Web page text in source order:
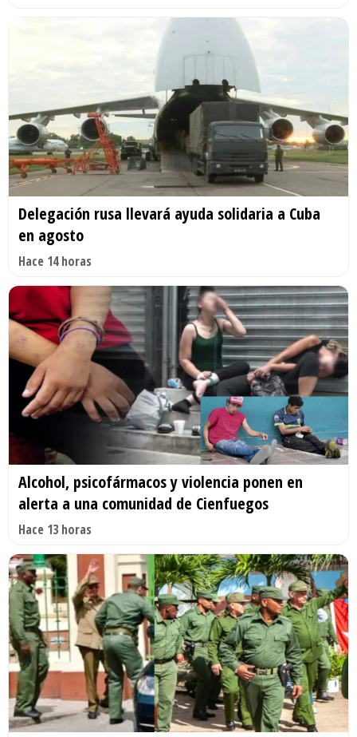
Delegación rusa llevará ayuda solidaria a Cuba
en agosto
Hace 14 horas
Alcohol, psicofármacos y violencia ponen en
alerta a una comunidad de Cienfuegos
Hace 13 horas